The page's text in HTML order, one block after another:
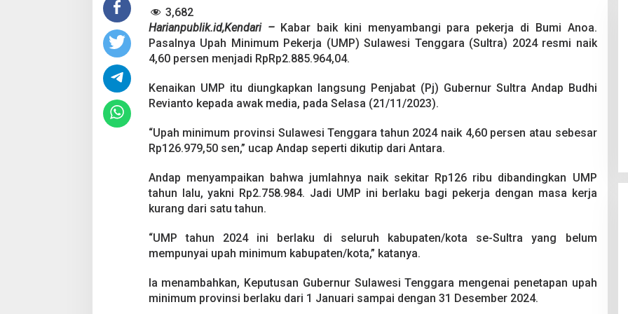
6
P
e
s
n
J
d
i
R
2
.
J
t
a
3,682
Harianpublik.id,Kendari –
Kabar baik kini menyambangi para pekerja di Bumi Anoa.
Pasalnya Upah Minimum Pekerja (UMP) Sulawesi Tenggara (Sultra) 2024 resmi naik
4,60 persen menjadi RpRp2.885.964,04.
Kenaikan UMP itu diungkapkan langsung Penjabat (Pj) Gubernur Sultra Andap Budhi
Revianto kepada awak media, pada Selasa (21/11/2023).
“Upah minimum provinsi Sulawesi Tenggara tahun 2024 naik 4,60 persen atau sebesar
Rp126.979,50 sen,” ucap Andap seperti dikutip dari Antara.
Andap menyampaikan bahwa jumlahnya naik sekitar Rp126 ribu dibandingkan UMP
tahun lalu, yakni Rp2.758.984. Jadi UMP ini berlaku bagi pekerja dengan masa kerja
kurang dari satu tahun.
“UMP tahun 2024 ini berlaku di seluruh kabupaten/kota se-Sultra yang belum
mempunyai upah minimum kabupaten/kota,” katanya.
Ia menambahkan, Keputusan Gubernur Sulawesi Tenggara mengenai penetapan upah
minimum provinsi berlaku dari 1 Januari sampai dengan 31 Desember 2024.
Pesta Pernikahan Berakhir
Badik Usai Cekcok saat Pesta
Miras
Di Kriminal | 29 Juni 2026